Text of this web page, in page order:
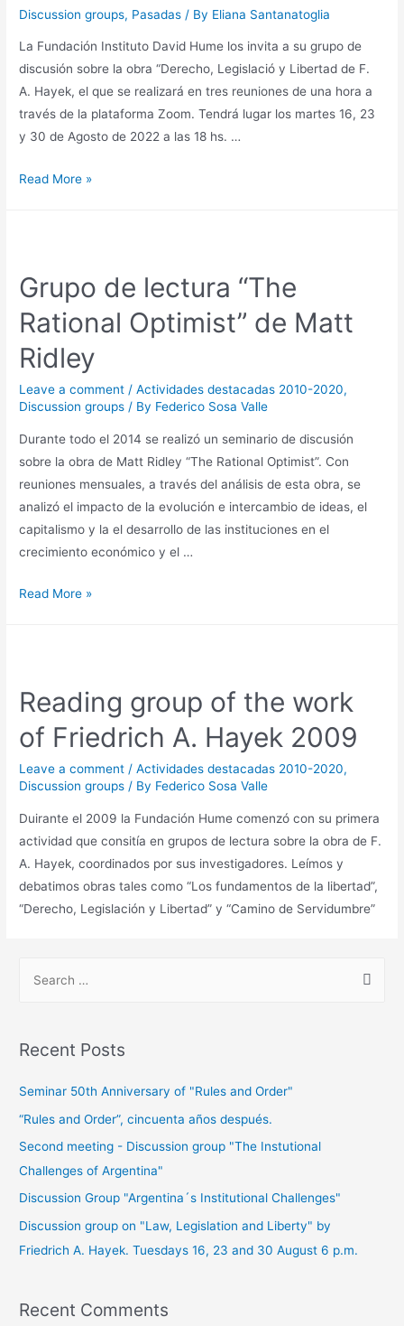
Discussion groups, Pasadas / By Eliana Santanatoglia
La Fundación Instituto David Hume los invita a su grupo de
discusión sobre la obra “Derecho, Legislació y Libertad de F.
A. Hayek, el que se realizará en tres reuniones de una hora a
través de la plataforma Zoom. Tendrá lugar los martes 16, 23
y 30 de Agosto de 2022 a las 18 hs. …
Read More »
Grupo de lectura “The
Rational Optimist” de Matt
Ridley
Leave a comment /Actividades destacadas 2010-2020,
Discussion groups / By Federico Sosa Valle
Durante todo el 2014 se realizó un seminario de discusión
sobre la obra de Matt Ridley “The Rational Optimist”. Con
reuniones mensuales, a través del análisis de esta obra, se
analizó el impacto de la evolución e intercambio de ideas, el
capitalismo y la el desarrollo de las instituciones en el
crecimiento económico y el …
Read More »
Reading group of the work
of Friedrich A. Hayek 2009
Leave a comment /Actividades destacadas 2010-2020,
Discussion groups / By Federico Sosa Valle
Duirante el 2009 la Fundación Hume comenzó con su primera
actividad que consitía en grupos de lectura sobre la obra de F.
A. Hayek, coordinados por sus investigadores. Leímos y
debatimos obras tales como “Los fundamentos de la libertad”,
“Derecho, Legislación y Libertad” y “Camino de Servidumbre”
Recent Posts
Seminar 50th Anniversary of "Rules and Order"
“Rules and Order”, cincuenta años después.
Second meeting - Discussion group "The Instutional
Challenges of Argentina"
Discussion Group "Argentina´s Institutional Challenges"
Discussion group on "Law, Legislation and Liberty" by
Friedrich A. Hayek. Tuesdays 16, 23 and 30 August 6 p.m.
Recent Comments